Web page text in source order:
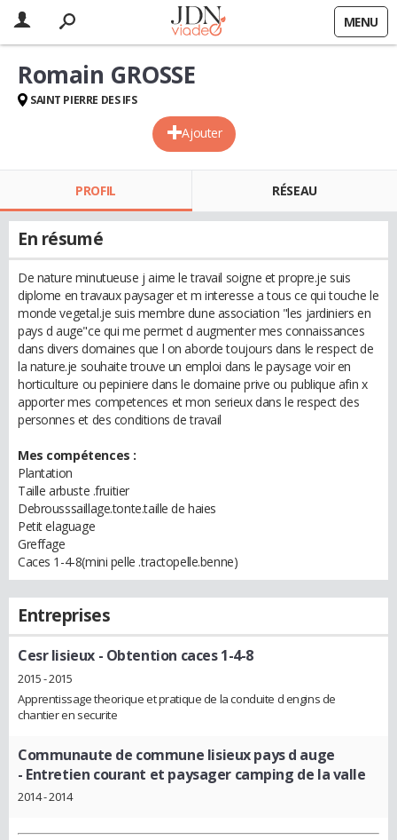
MENU
Ajouter
Romain GROSSE
SAINT PIERRE DES IFS
PROFIL RÉSEAU
En résumé
De nature minutueuse j aime le travail soigne et propre.je suis
diplome en travaux paysager et m interesse a tous ce qui touche le
monde vegetal.je suis membre dune association "les jardiniers en
pays d auge"ce qui me permet d augmenter mes connaissances
dans divers domaines que l on aborde toujours dans le respect de
la nature.je souhaite trouve un emploi dans le paysage voir en
horticulture ou pepiniere dans le domaine prive ou publique afin x
apporter mes competences et mon serieux dans le respect des
personnes et des conditions de travail
Mes compétences :
Plantation
Taille arbuste .fruitier
Debrousssaillage.tonte.taille de haies
Petit elaguage
Greffage
Caces 1-4-8(mini pelle .tractopelle.benne)
Entreprises
Cesr lisieux- Obtention caces 1-4-8
2015 - 2015
Apprentissage theorique et pratique de la conduite d engins de
chantier en securite
Communaute de commune lisieux pays d auge
- Entretien courant et paysager camping de la valle
2014 - 2014